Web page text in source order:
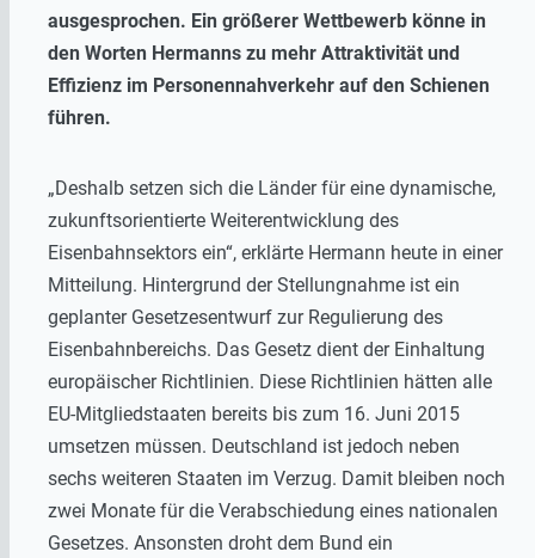
ausgesprochen. Ein größerer Wettbewerb könne in
den Worten Hermanns zu mehr Attraktivität und
Effizienz im Personennahverkehr auf den Schienen
führen.
„Deshalb setzen sich die Länder für eine dynamische,
zukunftsorientierte Weiterentwicklung des
Eisenbahnsektors ein“, erklärte Hermann heute in einer
Mitteilung. Hintergrund der Stellungnahme ist ein
geplanter Gesetzesentwurf zur Regulierung des
Eisenbahnbereichs. Das Gesetz dient der Einhaltung
europäischer Richtlinien. Diese Richtlinien hätten alle
EU-Mitgliedstaaten bereits bis zum 16. Juni 2015
umsetzen müssen. Deutschland ist jedoch neben
sechs weiteren Staaten im Verzug. Damit bleiben noch
zwei Monate für die Verabschiedung eines nationalen
Gesetzes. Ansonsten droht dem Bund ein